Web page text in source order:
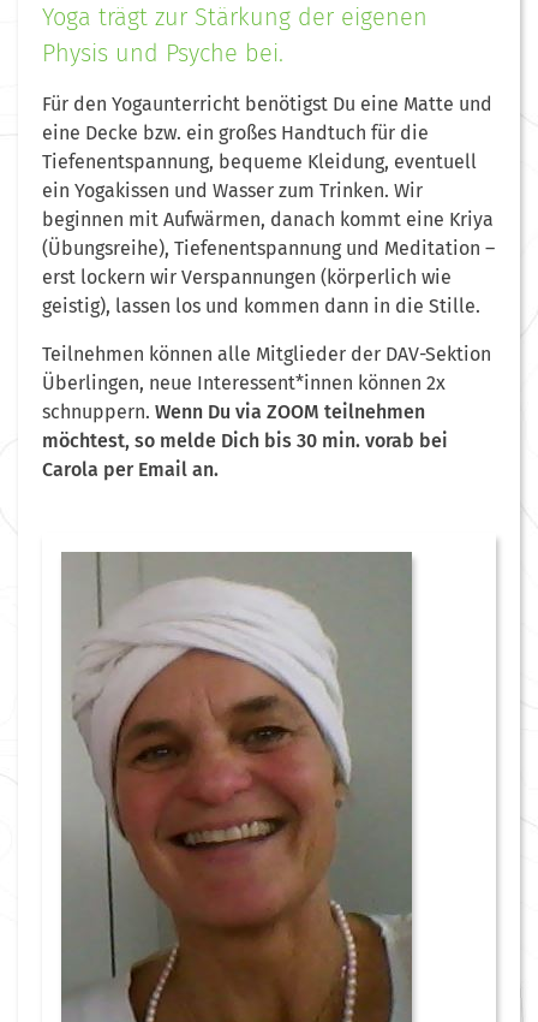
Yoga trägt zur Stärkung der eigenen
Physis und Psyche bei.
Für den Yogaunterricht benötigst Du eine Matte und
eine Decke bzw. ein großes Handtuch für die
Tiefenentspannung, bequeme Kleidung, eventuell
ein Yogakissen und Wasser zum Trinken. Wir
beginnen mit Aufwärmen, danach kommt eine Kriya
(Übungsreihe), Tiefenentspannung und Meditation –
erst lockern wir Verspannungen (körperlich wie
geistig), lassen los und kommen dann in die Stille.
Teilnehmen können alle Mitglieder der DAV-Sektion
Überlingen, neue Interessent*innen können 2x
schnuppern. Wenn Du via ZOOM teilnehmen
möchtest, so melde Dich bis 30 min. vorab bei
Carola per Email an.